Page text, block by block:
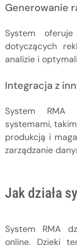
Generowanie
System
dotyczących
analizie i
Integracja z
System RMA
systemami,
produkcją i
zarządzanie
Jak działa
System RMA
online. Dzięki